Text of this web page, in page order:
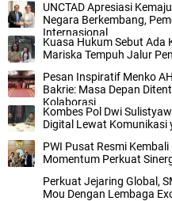
UNCTAD Apresiasi
Negara Berkembang,
Internasional
Kuasa Hukum Sebut Ada
Mariska Tempuh Jalur
Pesan Inspiratif Menko
Bakrie: Masa Depan
Kolaborasi
Kombes Pol Dwi
Digital Lewat Komunikasi
PWI Pusat Resmi
Momentum Perkuat
Perkuat Jejaring Global,
Mou Dengan Lembaga